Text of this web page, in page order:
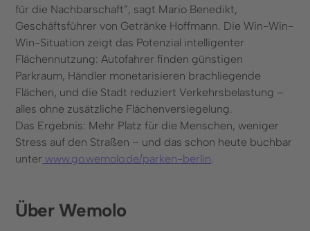
für die Nachbarschaft”, sagt Mario Benedikt,
Geschäftsführer von Getränke Hoffmann. Die Win-Win-
Win-Situation zeigt das Potenzial intelligenter
Flächennutzung: Autofahrer finden günstigen
Parkraum, Händler monetarisieren brachliegende
Flächen, und die Stadt reduziert Verkehrsbelastung –
alles ohne zusätzliche Flächenversiegelung.
Das Ergebnis: Mehr Platz für die Menschen, weniger
Stress auf den Straßen – und das schon heute buchbar
unter www.go.wemolo.de/parken-berlin.
Über Wemolo